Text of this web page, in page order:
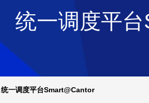
统一调度平
统一调度平台Smart@Cantor